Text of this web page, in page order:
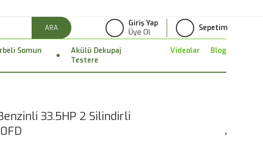
ARA
Giriş Yap
Üye Ol
Sepetim
Somun
Akülü Dekupaj
Testere
Videolar Blog
33.5HP 2 Silindirli